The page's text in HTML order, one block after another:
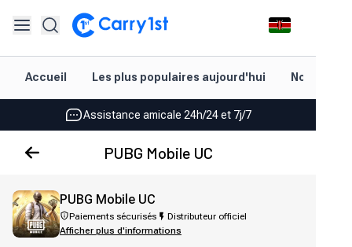
Accueil Les plus populaires aujourd'hui
Les meilleures offres pour vos meilleurs jeux
Assistance amicale 24h/24 et 7j/7
Noté 4,45 sur Google Play et l'App Store
Les meilleures offres pour vos meilleurs jeux
PUBG Mobile UC
PUBG Mobile UC
Paiements sécurisés
Distributeur officiel
Afficher plus d'informations